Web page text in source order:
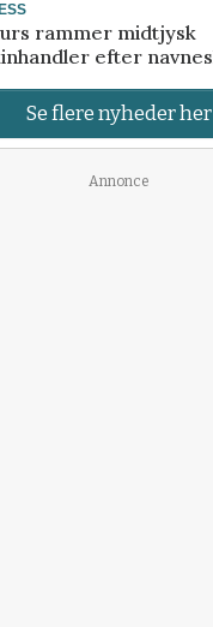
rammer midtjysk
efter
Se flere nyheder her
Annonce